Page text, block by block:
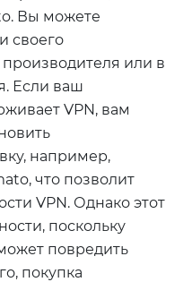
Вы можете
своего
или в
Если ваш
VPN, вам
например,
что позволит
VPN. Однако этот
поскольку
повредить
покупка